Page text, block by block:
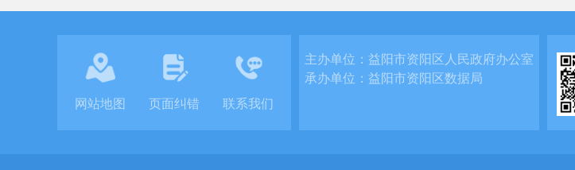
网站地图 页面纠错 联系我们
主办单位：益阳市资阳区人民政府办公室
承办单位：益阳市资阳区数据局